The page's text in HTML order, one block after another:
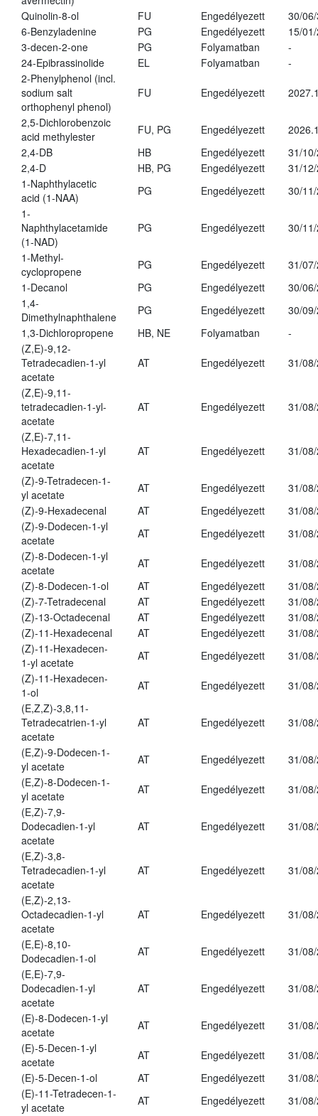
Quinolin-8-ol
FU Engedélyezett
30/
6-Benzyladenine
PG Engedélyezett
15/
3-decen-2-one
PG Folyamatban
-
24-Epibrassinolide
EL Folyamatban
-
2-Phenylphenol (incl.
sodium salt
orthophenyl phenol)
FU Engedélyezett
2,5-Dichlorobenzoic
acid methylester
FU, PG Engedélyezett
2,4-DB
HB Engedélyezett
31/
2,4-D
HB, PG Engedélyezett
31/
1-Naphthylacetic
acid (1-NAA)
PG Engedélyezett
30/
1-
Naphthylacetamide
(1-NAD)
PG Engedélyezett 30/
1-Methyl-
cyclopropene
PG Engedélyezett
31/
1-Decanol
PG Engedélyezett
30/
1,4-
Dimethylnaphthalene
PG Engedélyezett
30/
1,3-Dichloropropene
HB, NE Folyamatban
-
(Z,E)-9,12-
Tetradecadien-1-yl
acetate
AT Engedélyezett 31/
(Z,E)-9,11-
tetradecadien-1-yl-
acetate
AT Engedélyezett 31/
(Z,E)-7,11-
Hexadecadien-1-yl
acetate
AT Engedélyezett 31/
(Z)-9-Tetradecen-1-
yl acetate
AT Engedélyezett
31/
(Z)-9-Hexadecenal
AT Engedélyezett
31/
(Z)-9-Dodecen-1-yl
acetate
AT Engedélyezett
31/
(Z)-8-Dodecen-1-yl
acetate
AT Engedélyezett
31/
(Z)-8-Dodecen-1-ol
AT Engedélyezett
31/
(Z)-7-Tetradecenal
AT Engedélyezett
31/
(Z)-13-Octadecenal
AT Engedélyezett
31/
(Z)-11-Hexadecenal
AT Engedélyezett
31/
(Z)-11-Hexadecen-
1-yl acetate
AT Engedélyezett
31/
(Z)-11-Hexadecen-
1-ol
AT Engedélyezett
31/
(E,Z,Z)-3,8,11-
Tetradecatrien-1-yl
acetate
AT Engedélyezett 31/
(E,Z)-9-Dodecen-1-
yl acetate
AT Engedélyezett
31/
(E,Z)-8-Dodecen-1-
yl acetate
AT Engedélyezett
31/
(E,Z)-7,9-
Dodecadien-1-yl
acetate
AT Engedélyezett 31/
(E,Z)-3,8-
Tetradecadien-1-yl
acetate
AT Engedélyezett 31/
(E,Z)-2,13-
Octadecadien-1-yl
acetate
AT Engedélyezett 31/
(E,E)-8,10-
Dodecadien-1-ol
AT Engedélyezett
31/
(E,E)-7,9-
Dodecadien-1-yl
acetate
AT Engedélyezett 31/
(E)-8-Dodecen-1-yl
acetate
AT Engedélyezett
31/
(E)-5-Decen-1-yl
acetate
AT Engedélyezett
31/
(E)-5-Decen-1-ol
AT Engedélyezett
31/
(E)-11-Tetradecen-1-
yl acetate
AT Engedélyezett 31/